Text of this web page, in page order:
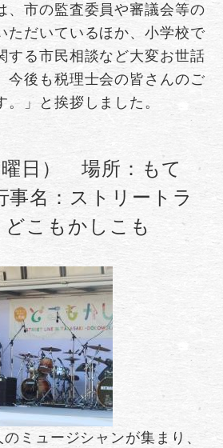
、市の監査委員や審議会等の
ただいているほか、小学校で
する市民相談など大変お世話
今後も税理士会の皆さんのご
」と挨拶しました。
曜日） 場所：もて
名：ストリートラ
こもかしこも
ミュージシャンが集まり、